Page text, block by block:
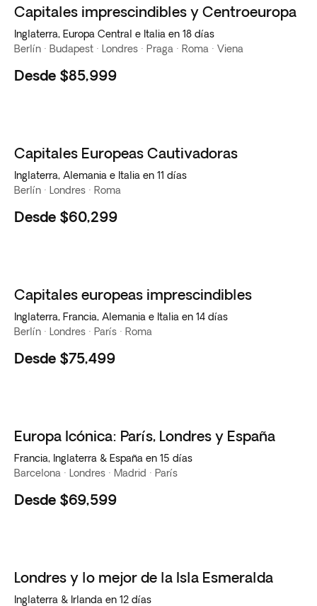
Capitales imprescindibles y Centroeuropa
Inglaterra, Europa Central e Italia en 18 días
Berlín · Budapest · Londres · Praga · Roma · Viena
Desde $85,999
Capitales Europeas Cautivadoras
Inglaterra, Alemania e Italia en 11 días
Berlín · Londres · Roma
Desde $60,299
Capitales europeas imprescindibles
Inglaterra, Francia, Alemania e Italia en 14 días
Berlín · Londres · París · Roma
Desde $75,499
Europa Icónica: París, Londres y España
Francia, Inglaterra & España en 15 días
Barcelona · Londres · Madrid · París
Desde $69,599
Favorito
Londres y lo mejor de la Isla Esmeralda
Inglaterra & Irlanda en 12 días